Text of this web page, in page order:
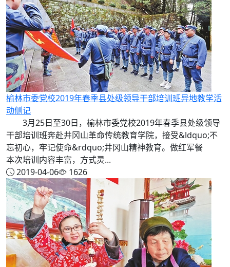
榆林市委党校2019年春季县处级领导干部培训班异地教学活
动侧记
3月25日至30日，榆林市委党校2019年春季县处级领导
干部培训班奔赴井冈山革命传统教育学院，接受&ldquo;不
忘初心，牢记使命&rdquo;井冈山精神教育。做红军餐
本次培训内容丰富，方式灵...
2019-04-06
1626